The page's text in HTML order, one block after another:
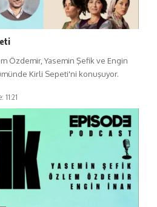
Özdemir, Yasemin Şefik ve Engin
Kirli Sepeti'ni konuşuyor.
11:21